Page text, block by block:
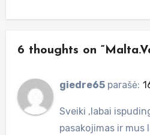
6 thoughts on
giedre65 parašė:
Sveiki ,labai
pasakojimas ir mus